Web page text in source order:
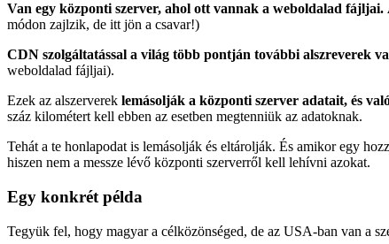
Van egy központi szerver, ahol ott vannak a weboldalad fájljai.
módon zajlzik, de itt jön a csavar!)
CDN szolgáltatással a világ több pontján további alszreverek
weboldalad fájljai).
Ezek az alszerverek lemásolják a központi szerver adatait, és
száz kilométert kell ebben az esetben megtenniük az adatoknak.
Tehát a te honlapodat is lemásolják és eltárolják. És amikor egy
hiszen nem a messze lévő központi szerverről kell lehívni azokat.
Egy konkrét példa
Tegyük fel, hogy magyar a célközönséged, de az USA-ban van a